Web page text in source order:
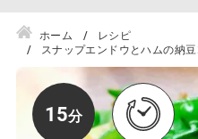
ホーム
レシピ
スナップエンドウとハムの納
15